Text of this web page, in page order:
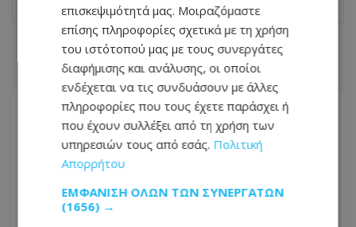
ΣΧΕΤΙΚΑ ΑΡΘΡΑ
επισκεψιμότητά μας. Μοιραζόμαστε
επίσης πληροφορίες σχετικά με τη χρήση
του ιστότοπού μας με τους συνεργάτες
διαφήμισης και ανάλυσης, οι οποίοι
ενδέχεται να τις συνδυάσουν με άλλες
πληροφορίες που τους έχετε παράσχει ή
που έχουν συλλέξει από τη χρήση των
υπηρεσιών τους από εσάς. Πολιτική
Απορρήτου
ΕΜΦΆΝΙΣΗ ΌΛΩΝ ΤΩΝ ΣΥΝΕΡΓΑΤΏΝ
(1656) →